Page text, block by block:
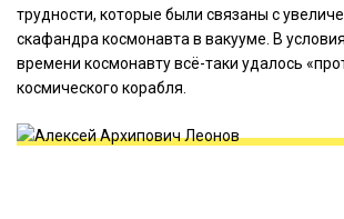
трудности, которые были связаны с
скафандра космонавта в вакууме. В
времени космонавту всё-таки удалось
космического корабля.